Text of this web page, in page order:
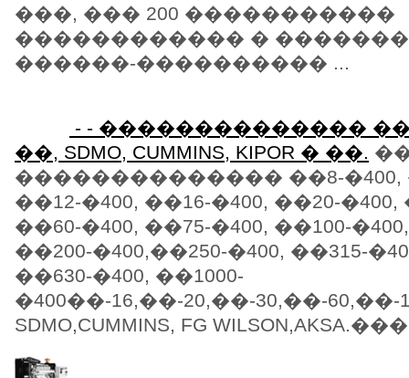
���, ��� 200 �����������
������������ �
������-���������� ...
- - ��������������
��, SDMO, CUMMINS, KIPOR � ��.
�������������� ��8-�400,
��12-�400, ��16-�400, ��20-�400,
��60-�400, ��75-�400, ��100-
��200-�400,��250-�400, ��315-
��630-�400, ��1000-
�400��-16,��-20,��-30,��-60,��-
SDMO,CUMMINS, FG